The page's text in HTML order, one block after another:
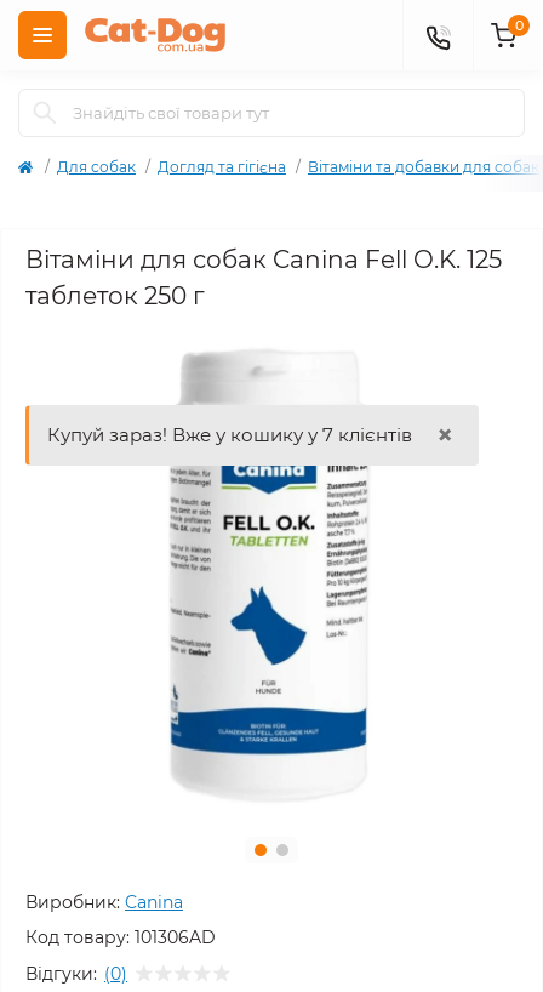
0
Для собак Догляд та гігієна Вітаміни та добавки для собак
Вітаміни для собак Canina Fell O.K. 125
таблеток 250 г
Купуй зараз! Вже у кошику у 7 клієнтів ×
Виробник: Canina
Код товару: 101306AD
Відгуки: (0)